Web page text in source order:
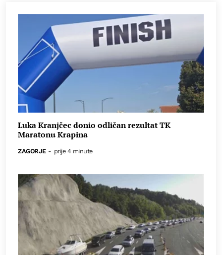
Luka Kranjčec donio odličan rezultat TK
Maratonu Krapina
ZAGORJE - prije 4 minute